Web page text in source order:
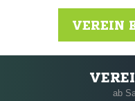
VEREIN
Nachricht
ab